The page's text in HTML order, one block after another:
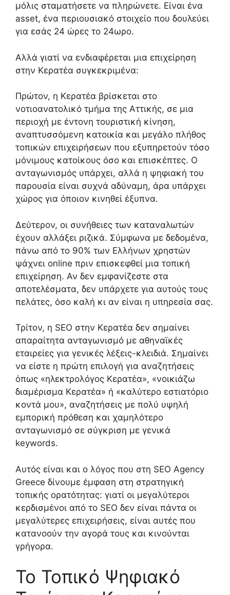
μόλις σταματήσετε να πληρώνετε. Είναι ένα
asset, ένα περιουσιακό στοιχείο που δουλεύει
για εσάς 24 ώρες το 24ωρο.
Αλλά γιατί να ενδιαφέρεται μια επιχείρηση
στην Κερατέα συγκεκριμένα:
Πρώτον, η Κερατέα βρίσκεται στο
νοτιοανατολικό τμήμα της Αττικής, σε μια
περιοχή με έντονη τουριστική κίνηση,
αναπτυσσόμενη κατοικία και μεγάλο πλήθος
τοπικών επιχειρήσεων που εξυπηρετούν τόσο
μόνιμους κατοίκους όσο και επισκέπτες. Ο
ανταγωνισμός υπάρχει, αλλά η ψηφιακή του
παρουσία είναι συχνά αδύναμη, άρα υπάρχει
χώρος για όποιον κινηθεί έξυπνα.
Δεύτερον, οι συνήθειες των καταναλωτών
έχουν αλλάξει ριζικά. Σύμφωνα με δεδομένα,
πάνω από το 90% των Ελλήνων χρηστών
ψάχνει online πριν επισκεφθεί μια τοπική
επιχείρηση. Αν δεν εμφανίζεστε στα
αποτελέσματα, δεν υπάρχετε για αυτούς τους
πελάτες, όσο καλή κι αν είναι η υπηρεσία σας.
Τρίτον, η SEO στην Κερατέα δεν σημαίνει
απαραίτητα ανταγωνισμό με αθηναϊκές
εταιρείες για γενικές λέξεις-κλειδιά. Σημαίνει
να είστε η πρώτη επιλογή για αναζητήσεις
όπως «ηλεκτρολόγος Κερατέα», «νοικιάζω
διαμέρισμα Κερατέα» ή «καλύτερο εστιατόριο
κοντά μου», αναζητήσεις με πολύ υψηλή
εμπορική πρόθεση και χαμηλότερο
ανταγωνισμό σε σύγκριση με γενικά
keywords.
Αυτός είναι και ο λόγος που στη SEO Agency
Greece δίνουμε έμφαση στη στρατηγική
τοπικής ορατότητας: γιατί οι μεγαλύτεροι
κερδισμένοι από το SEO δεν είναι πάντα οι
μεγαλύτερες επιχειρήσεις, είναι αυτές που
κατανοούν την αγορά τους και κινούνται
γρήγορα.
Το Τοπικό Ψηφιακό